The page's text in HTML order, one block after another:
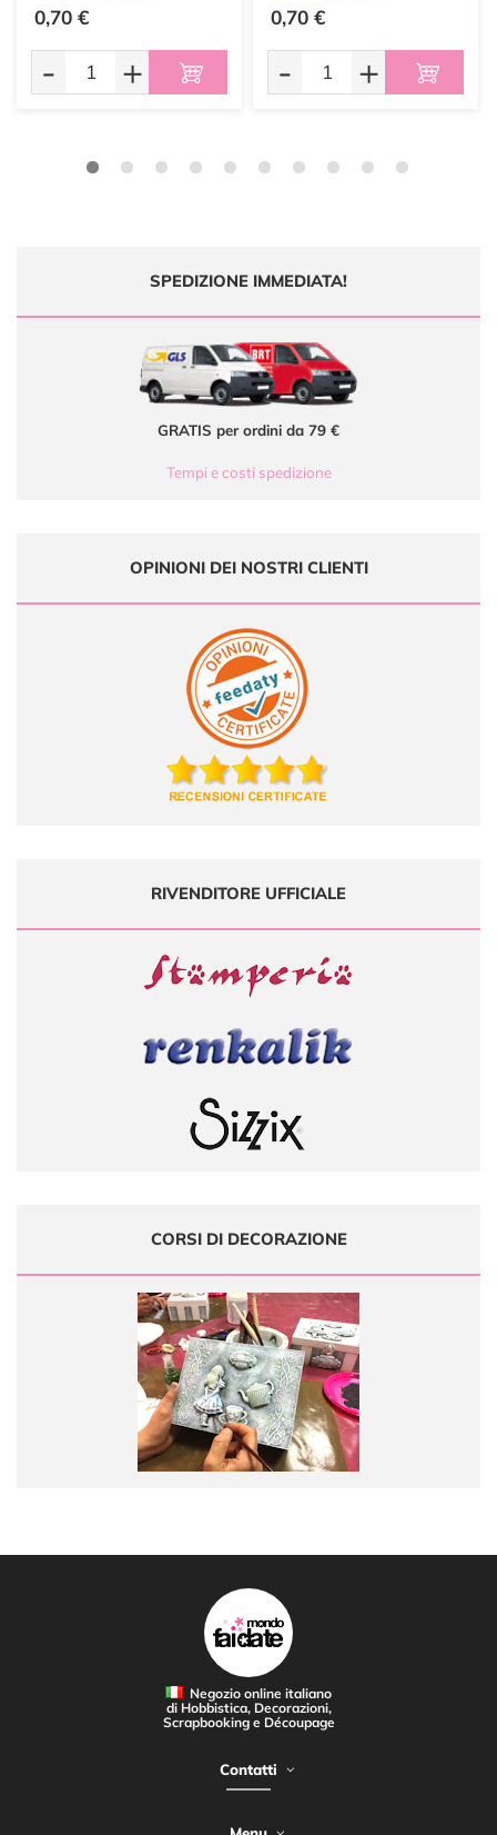
0,70 €
- +
0,70 €
- +
SPEDIZIONE IMMEDIATA!
GRATIS per ordini da 79 €
Tempi e costi spedizione
OPINIONI DEI NOSTRI CLIENTI
RIVENDITORE UFFICIALE
CORSI DI DECORAZIONE
Negozio online italiano
di Hobbistica, Decorazioni,
Scrapbooking e Découpage
Contatti